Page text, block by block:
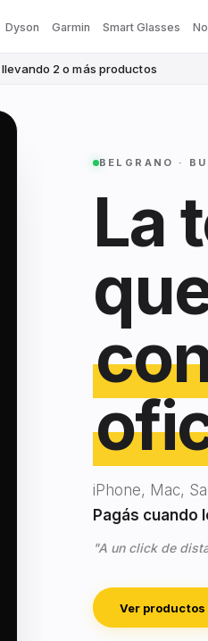
Dyson Garmin Smart Glasses
llevando 2 o más productos
BELGRANO ·
La
iPhone, Mac,
Pagás cuando
"A un click de
Ver productos